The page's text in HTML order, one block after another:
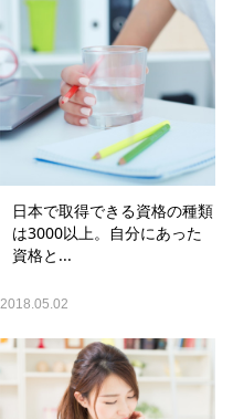
日本で取得できる資格の種類
は3000以上。自分にあった
資格と...
2018.05.02